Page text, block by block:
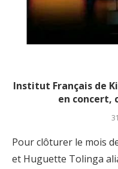
Institut Français de
en concert,
Pour clôturer le mois
et Huguette Tolinga